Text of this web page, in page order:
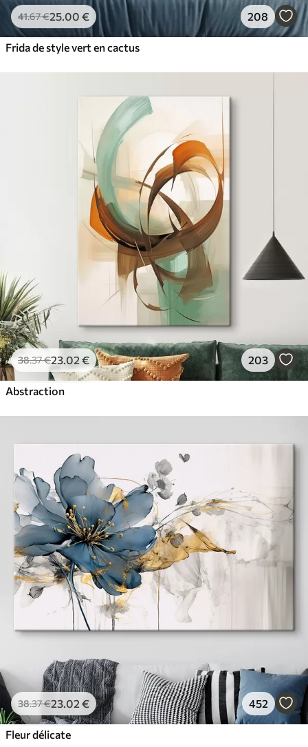
41.67€25.00 € 208
Frida de style vert en cactus
38.37€23.02 € 203
Abstraction
38.37€23.02 € 452
Fleur délicate